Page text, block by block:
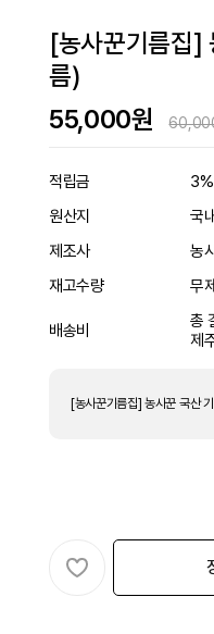
[농사꾼기름집]
름)
55,000원
적립금
3%
원산지
국
제조사
농
재고수량
무
배송비
총
제